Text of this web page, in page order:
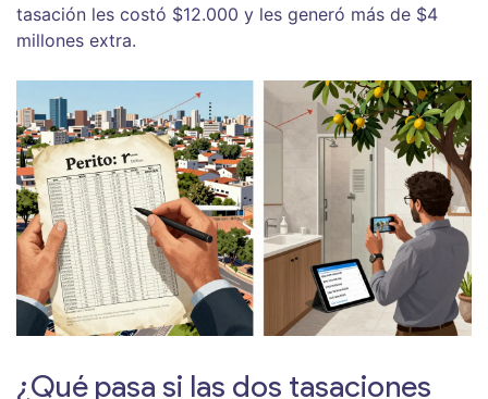
tasación les costó $12.000 y les generó más de $4
millones extra.
¿Qué pasa si las dos tasaciones